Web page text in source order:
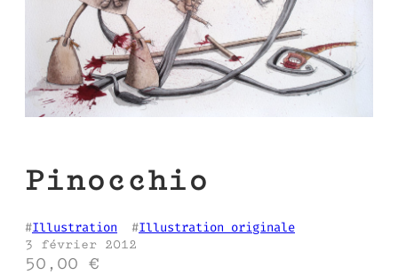
Pinocchio
#Illustration
  #
Illustration originale
3 février 2012
50,00 €